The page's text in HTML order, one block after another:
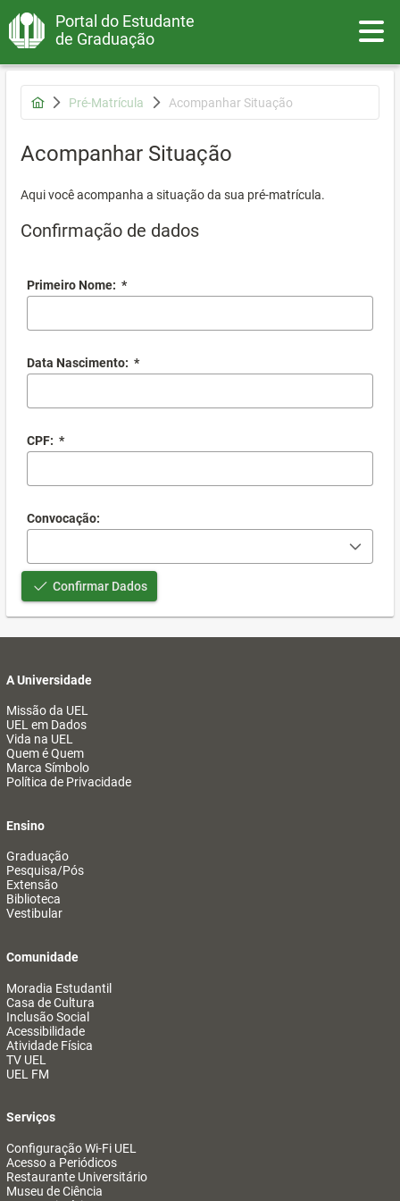
Portal do Estudante
de Graduação
Pré-Matrícula Acompanhar Situação
Acompanhar Situação
Aqui você acompanha a situação da sua pré-matrícula.
Confirmação de dados
Primeiro Nome: *
Data Nascimento: *
CPF: *
Convocação:
Confirmar Dados
A Universidade
Missão da UEL
UEL em Dados
Vida na UEL
Quem é Quem
Marca Símbolo
Política de Privacidade
Ensino
Graduação
Pesquisa/Pós
Extensão
Biblioteca
Vestibular
Comunidade
Moradia Estudantil
Casa de Cultura
Inclusão Social
Acessibilidade
Atividade Física
TV UEL
UEL FM
Serviços
Configuração Wi-Fi UEL
Acesso a Periódicos
Restaurante Universitário
Museu de Ciência